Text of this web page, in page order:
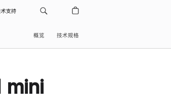
支持
概览 技术规格
mini